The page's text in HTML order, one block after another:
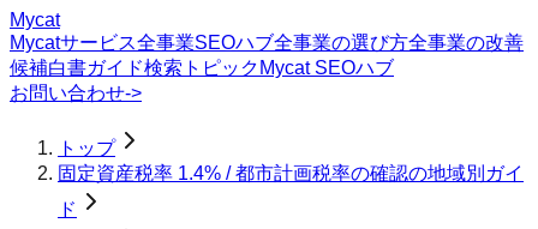
Mycat
Mycatサービス全事業SEOハブ全事業の選び方全事業の改善
候補白書ガイド検索トピック Mycat SEOハブ
お問い合わせ->
トップ
固定資産税率 1.4% / 都市計画税率の確認の地域別ガイ
ド